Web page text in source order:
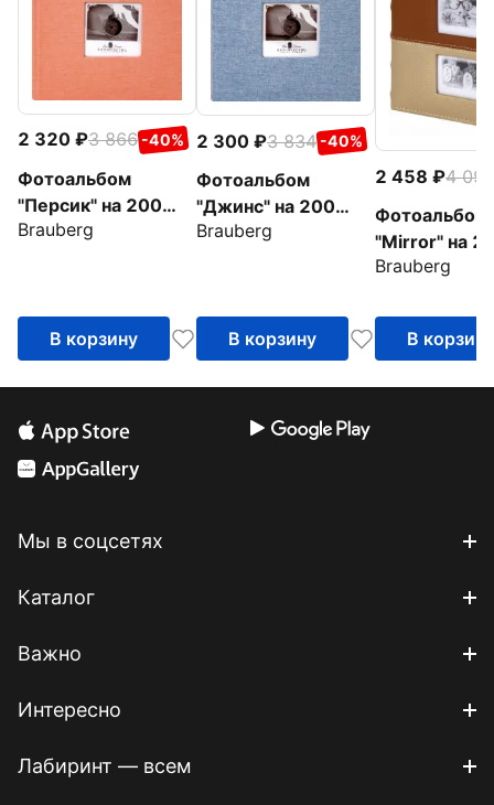
2 320 3 866 -40%
Фотоальбом
"Персик" на 200
фото, персиковый
Brauberg
В корзину
2 300 3 834 -40%
Фотоальбом
"Джинс" на 200
фото, ткань
Brauberg
В корзину
2 458
4 096
Фотоальбом
"Mirror" на
фото
Brauberg
В корзину
Мы в соцсетях
Каталог
Важно
Интересно
Лабиринт — всем